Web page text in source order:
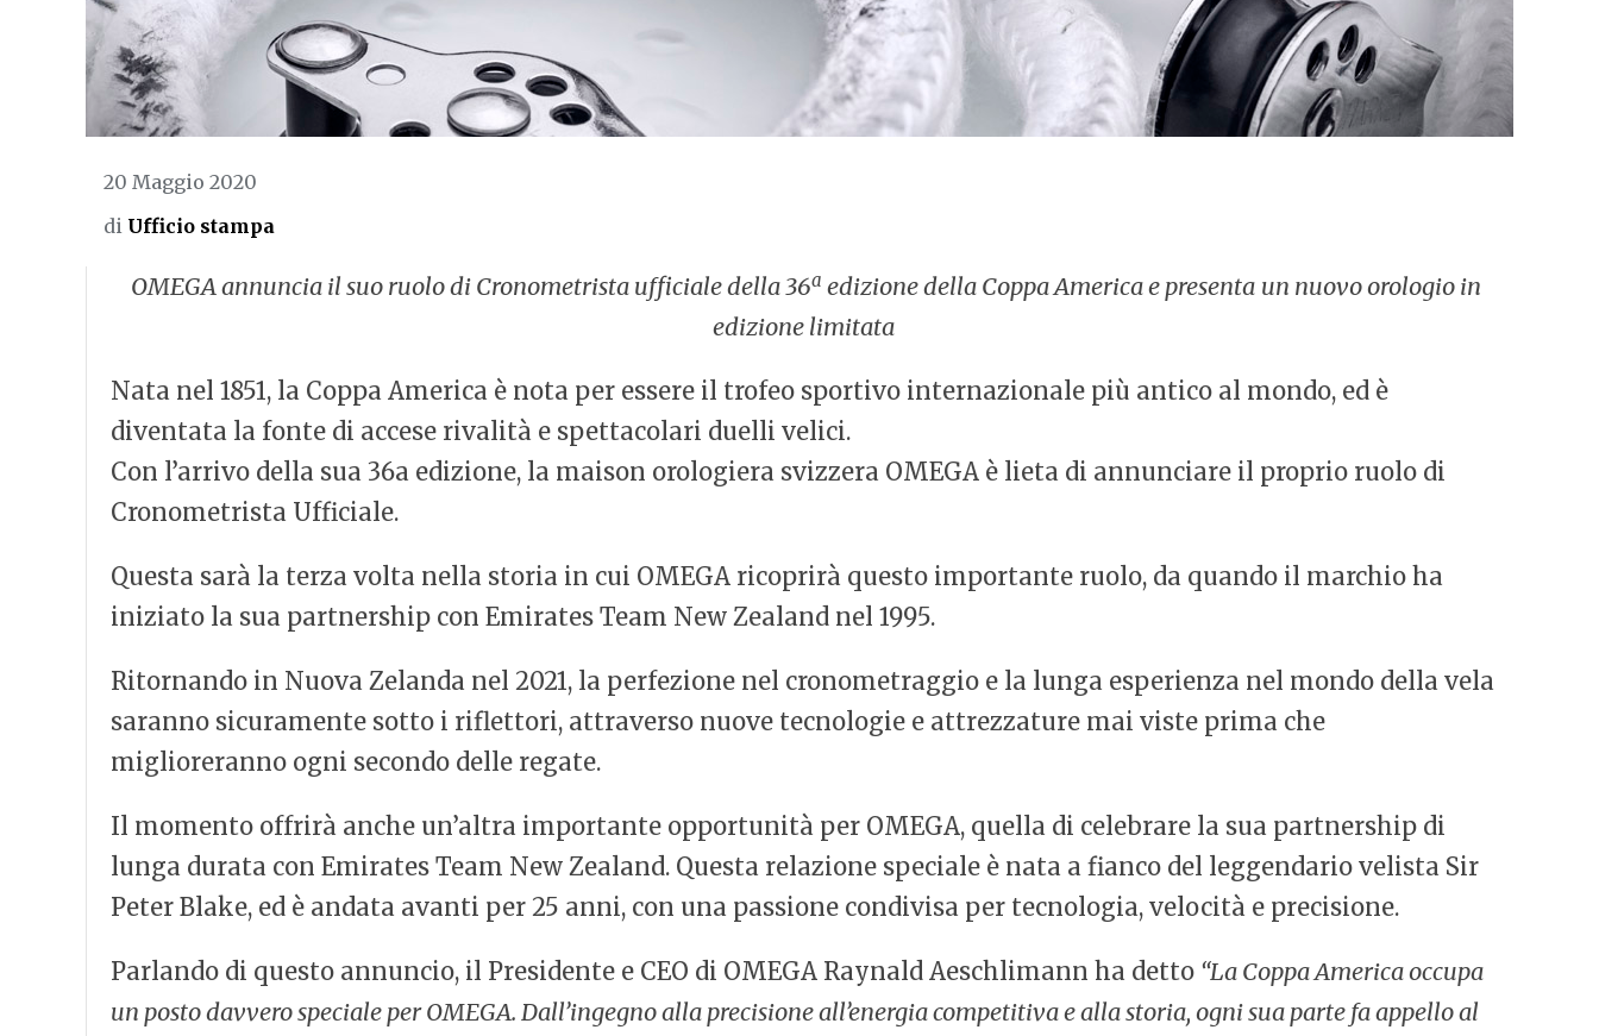
20 Maggio 2020
di Ufficio stampa
OMEGA annuncia il suo ruolo di Cronometrista ufficiale della 36a edizione della Coppa America e presenta un nuovo orologio in
edizione limitata
Nata nel 1851, la Coppa America è nota per essere il trofeo sportivo internazionale più antico al mondo, ed è
diventata la fonte di accese rivalità e spettacolari duelli velici.
Con l’arrivo della sua 36a edizione, la maison orologiera svizzera OMEGA è lieta di annunciare il proprio ruolo di
Cronometrista Ufficiale.
Questa sarà la terza volta nella storia in cui OMEGA ricoprirà questo importante ruolo, da quando il marchio ha
iniziato la sua partnership con Emirates Team New Zealand nel 1995.
Ritornando in Nuova Zelanda nel 2021, la perfezione nel cronometraggio e la lunga esperienza nel mondo della vela
saranno sicuramente sotto i riflettori, attraverso nuove tecnologie e attrezzature mai viste prima che
miglioreranno ogni secondo delle regate.
Il momento offrirà anche un’altra importante opportunità per OMEGA, quella di celebrare la sua partnership di
lunga durata con Emirates Team New Zealand. Questa relazione speciale è nata a fianco del leggendario velista Sir
Peter Blake, ed è andata avanti per 25 anni, con una passione condivisa per tecnologia, velocità e precisione.
Parlando di questo annuncio, il Presidente e CEO di OMEGA Raynald Aeschlimann ha detto “La Coppa America occupa
un posto davvero speciale per OMEGA. Dall’ingegno alla precisione all’energia competitiva e alla storia, ogni sua parte fa appello al